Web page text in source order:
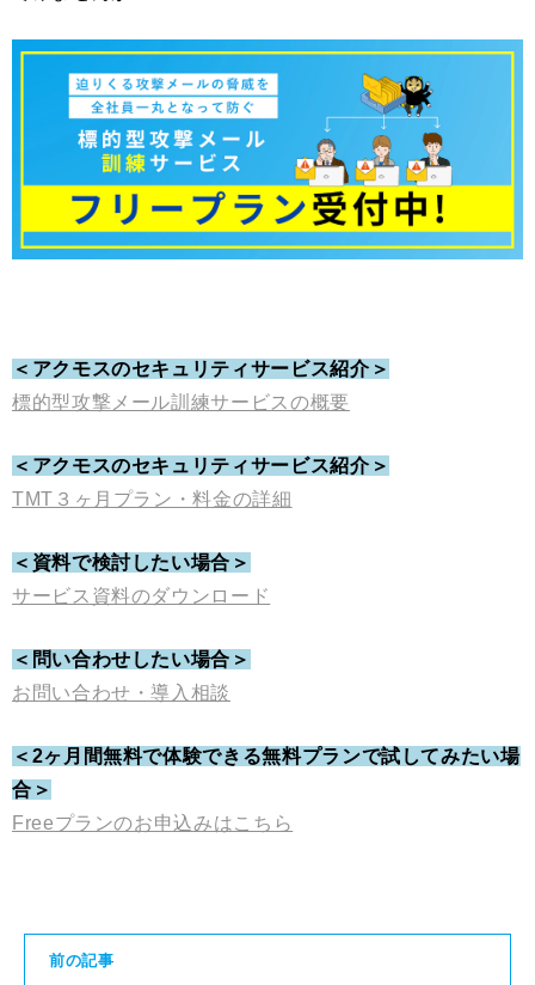
＜アクモスのセキュリティサービス紹介＞
標的型攻撃メール訓練サービスの概要
＜アクモスのセキュリティサービス紹介＞
TMT３ヶ月プラン・料金の詳細
＜資料で検討したい場合＞
サービス資料のダウンロード
＜問い合わせしたい場合＞
お問い合わせ・導入相談
＜2ヶ月間無料で体験できる無料プランで試してみたい場
合＞
Freeプランのお申込みはこちら
前の記事